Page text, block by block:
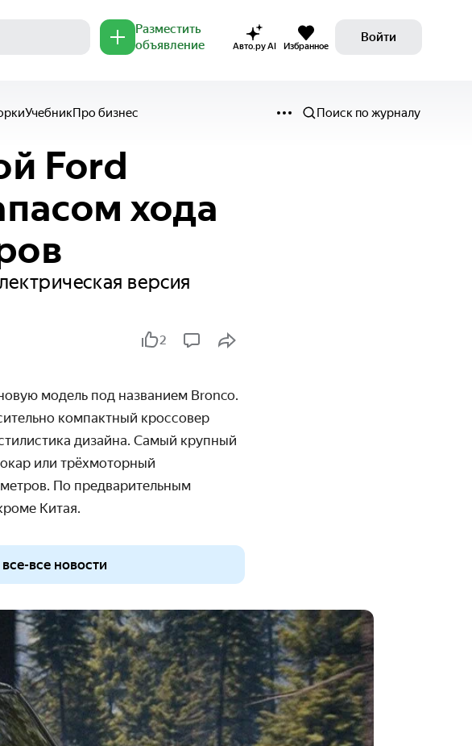
Разместить
объявление
Авто.ру AI Избранное
Войти
УчебникПро бизнес Поиск по журналу
Ford
хода
версия
2
модель под названием Bronco.
компактный кроссовер
дизайна. Самый крупный
или трёхмоторный
По предварительным
Китая.
все новости